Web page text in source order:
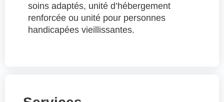
soins adaptés, unité d’hébergement
renforcée ou unité pour personnes
handicapées vieillissantes.